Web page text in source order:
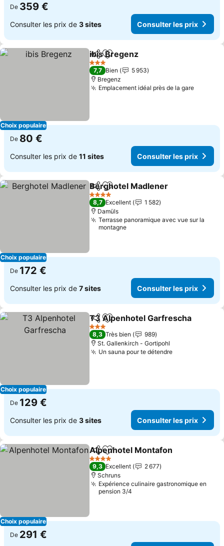
De 359 €
Consulter les prix de 3 sites Consulter les prix
Choix populaire
PartagerAjouter à mes favoris
ibis Bregenz
3 Étoiles
7,7 Bien
5 953
Bregenz
Emplacement idéal près de la gare
De 80 €
Consulter les prix de 11 sites Consulter les prix
Choix populaire
PartagerAjouter à mes favoris
Berghotel Madlener
4 Étoiles
8,7 Excellent
1 582
Damüls
Terrasse panoramique avec vue sur la
montagne
De 172 €
Consulter les prix de 7 sites Consulter les prix
Choix populaire
PartagerAjouter à mes favoris
T3 Alpenhotel Garfrescha
3 Étoiles
8,3 Très bien
989
St. Gallenkirch - Gortipohl
Un sauna pour te détendre
De 129 €
Consulter les prix de 3 sites Consulter les prix
Choix populaire
PartagerAjouter à mes favoris
Alpenhotel Montafon
4 Étoiles
9,3 Excellent
2 677
Schruns
Expérience culinaire gastronomique en
pension 3/4
De 291 €